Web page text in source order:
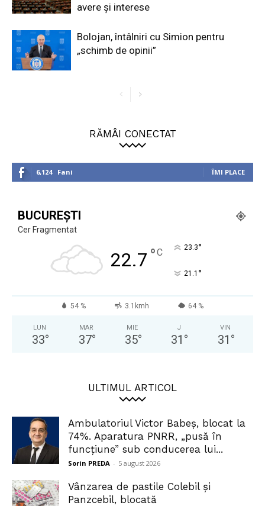
avere și interese
Bolojan, întâlniri cu Simion pentru
„schimb de opinii”
RĂMÂI CONECTAT
6,124 Fani ÎMI PLACE
BUCUREȘTI
Cer Fragmentat
22.7 °C 23.3°
21.1 °
54 % 3.1kmh 64 %
LUN
33°
MAR
37°
MIE
35°
J
31 °
VIN
31 °
ULTIMUL ARTICOL
Ambulatoriul Victor Babeș, blocat la
74%. Aparatura PNRR, „pusă în
funcțiune” sub conducerea lui...
Sorin PREDA - 5 august 2026
Vânzarea de pastile Colebil și
Panzcebil, blocată